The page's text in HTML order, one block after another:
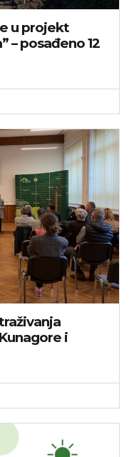
u projekt
– posađeno 12
i